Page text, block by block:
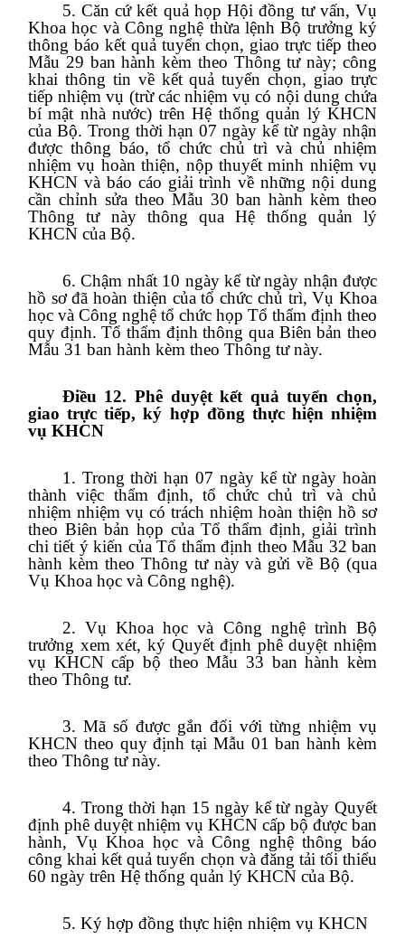
5. Căn cứ kết quả họp Hội đồng tư vấn, Vụ
Khoa học và Công nghệ thừa lệnh Bộ trưởng ký
thông báo kết quả tuyển chọn, giao trực tiếp theo
Mẫu 29 ban hành kèm theo Thông tư này; công
khai thông tin về kết quả tuyển chọn, giao trực
tiếp nhiệm vụ (trừ các nhiệm vụ có nội dung chứa
bí mật nhà nước) trên Hệ thống quản lý KHCN
của Bộ. Trong thời hạn 07 ngày kể từ ngày nhận
được thông báo, tổ chức chủ trì và chủ nhiệm
nhiệm vụ hoàn thiện, nộp thuyết minh nhiệm vụ
KHCN và báo cáo giải trình về những nội dung
cần chỉnh sửa theo Mẫu 30 ban hành kèm theo
Thông tư này thông qua Hệ thống quản lý
KHCN của Bộ.
6. Chậm nhất 10 ngày kể từ ngày nhận được
hồ sơ đã hoàn thiện của tổ chức chủ trì, Vụ Khoa
học và Công nghệ tổ chức họp Tổ thẩm định theo
quy định. Tổ thẩm định thông qua Biên bản theo
Mẫu 31 ban hành kèm theo Thông tư này.
Điều 12. Phê duyệt kết quả tuyển chọn,
giao trực tiếp, ký hợp đồng thực hiện nhiệm
vụ KHCN
1. Trong thời hạn 07 ngày kể từ ngày hoàn
thành việc thẩm định, tổ chức chủ trì và chủ
nhiệm nhiệm vụ có trách nhiệm hoàn thiện hồ sơ
theo Biên bản họp của Tổ thẩm định, giải trình
chi tiết ý kiến của Tổ thẩm định theo Mẫu 32 ban
hành kèm theo Thông tư này và gửi về Bộ (qua
Vụ Khoa học và Công nghệ).
2. Vụ Khoa học và Công nghệ trình Bộ
trưởng xem xét, ký Quyết định phê duyệt nhiệm
vụ KHCN cấp bộ theo Mẫu 33 ban hành kèm
theo Thông tư.
3. Mã số được gắn đối với từng nhiệm vụ
KHCN theo quy định tại Mẫu 01 ban hành kèm
theo Thông tư này.
4. Trong thời hạn 15 ngày kể từ ngày Quyết
định phê duyệt nhiệm vụ KHCN cấp bộ được ban
hành, Vụ Khoa học và Công nghệ thông báo
công khai kết quả tuyển chọn và đăng tải tối thiểu
60 ngày trên Hệ thống quản lý KHCN của Bộ.
5. Ký hợp đồng thực hiện nhiệm vụ KHCN